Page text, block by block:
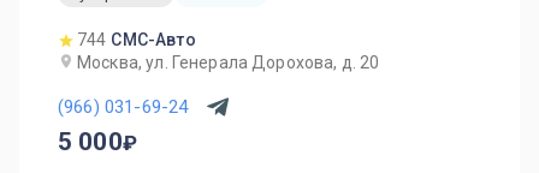
744 СМС-Авто
Москва, ул. Генерала Дорохова, д. 20
(966) 031-69-24
5 000